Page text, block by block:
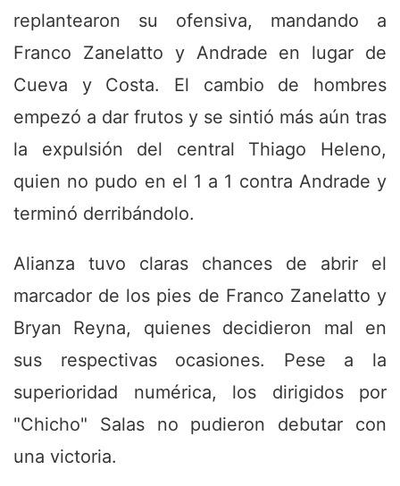
replantearon su ofensiva, mandando a
Franco Zanelatto y Andrade en lugar de
Cueva y Costa. El cambio de hombres
empezó a dar frutos y se sintió más aún tras
la expulsión del central Thiago Heleno,
quien no pudo en el 1 a 1 contra Andrade y
terminó derribándolo.
Alianza tuvo claras chances de abrir el
marcador de los pies de Franco Zanelatto y
Bryan Reyna, quienes decidieron mal en
sus respectivas ocasiones. Pese a la
superioridad numérica, los dirigidos por
"Chicho" Salas no pudieron debutar con
una victoria.